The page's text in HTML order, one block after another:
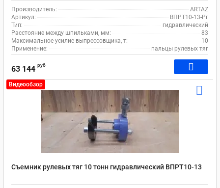
Производитель:
ARTAZ
Артикул:
ВПРТ10-13-Рг
Тип:
гидравлический
Расстояние между шпильками, мм:
83
Максимальное усилие выпрессовщика, т:
10
Применение:
пальцы рулевых тяг
63 144 руб
Видеообзор
Съемник рулевых тяг 10 тонн гидравлический ВПРТ10-13